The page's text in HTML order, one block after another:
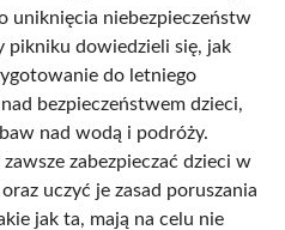
uniknięcia niebezpieczeństw
pikniku dowiedzieli się, jak
do letniego
bezpieczeństwem dzieci,
nad wodą i podróży.
zabezpieczać dzieci w
uczyć je zasad poruszania
jak ta, mają na celu nie